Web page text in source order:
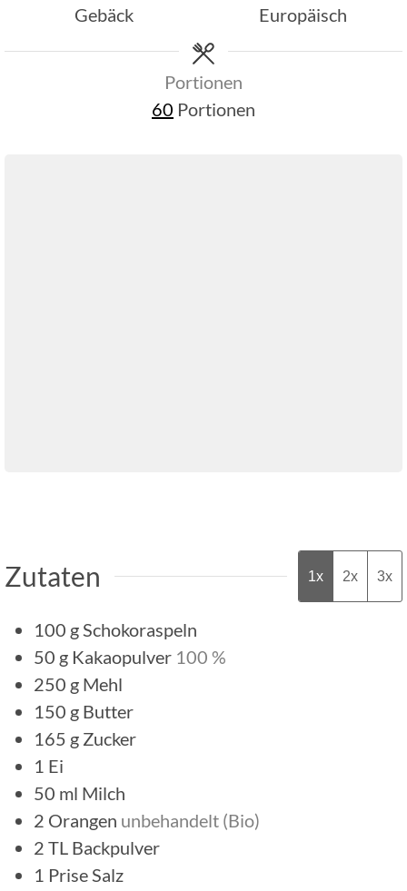
Gebäck
Europäisch
Portionen
60 Portionen
Zutaten 1x 2x 3x
100 gSchokoraspeln
50 g Kakaopulver 100 %
250 g Mehl
150 g Butter
165 g Zucker
1 Ei
50 ml Milch
2 Orangen unbehandelt (Bio)
2 TL Backpulver
1 PriseSalz